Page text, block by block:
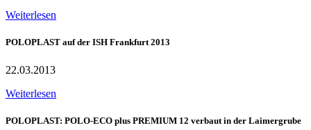
Weiterlesen
POLOPLAST auf der ISH Frankfurt 2013
22.03.2013
Weiterlesen
POLOPLAST: POLO-ECO plus PREMIUM 12 verbaut in der Laimergrube